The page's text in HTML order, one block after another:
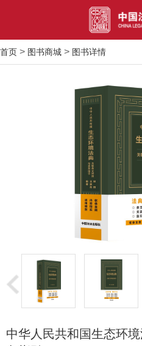
首页 > 图书商城 > 图书详情
中华人民共和国生态环